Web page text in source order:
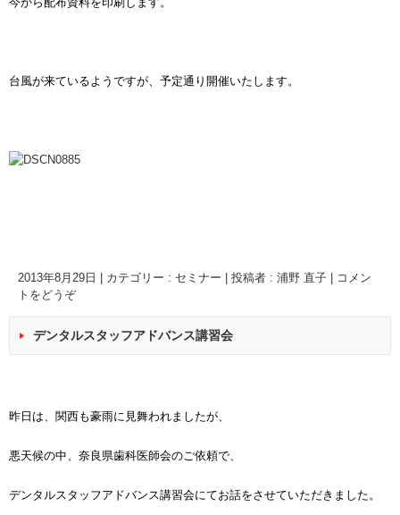
台風が来ているようですが、予定通り開催いたします。
2013年8月29日 カテゴリー : セミナー 投稿者 : 浦野 直子
コメン
トをどうぞ
デンタルスタッフアドバンス講習会
昨日は、関西も豪雨に見舞われましたが、
悪天候の中、奈良県歯科医師会のご依頼で、
デンタルスタッフアドバンス講習会にてお話をさせていただきました。